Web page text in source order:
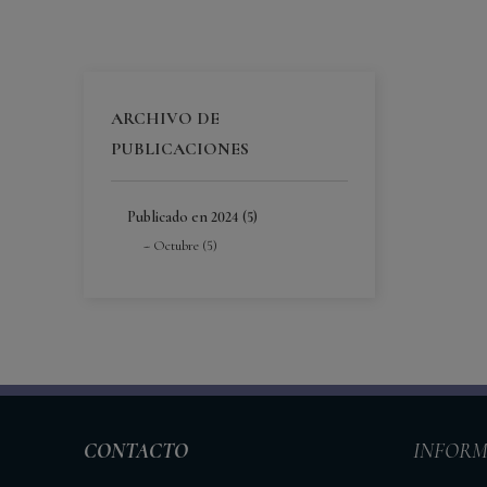
ARCHIVO DE
PUBLICACIONES
Publicado en 2024 (5)
Octubre (5)
CONTACTO